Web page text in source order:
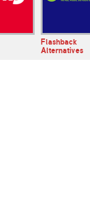
Flashback
Alternatives